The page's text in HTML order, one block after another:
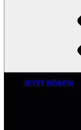
JETZT HÖREN!